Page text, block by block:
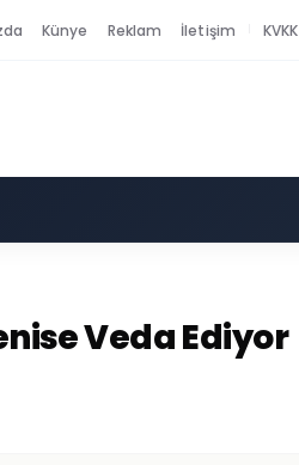
Künye Reklam İletişim KVKK
Veda Ediyor